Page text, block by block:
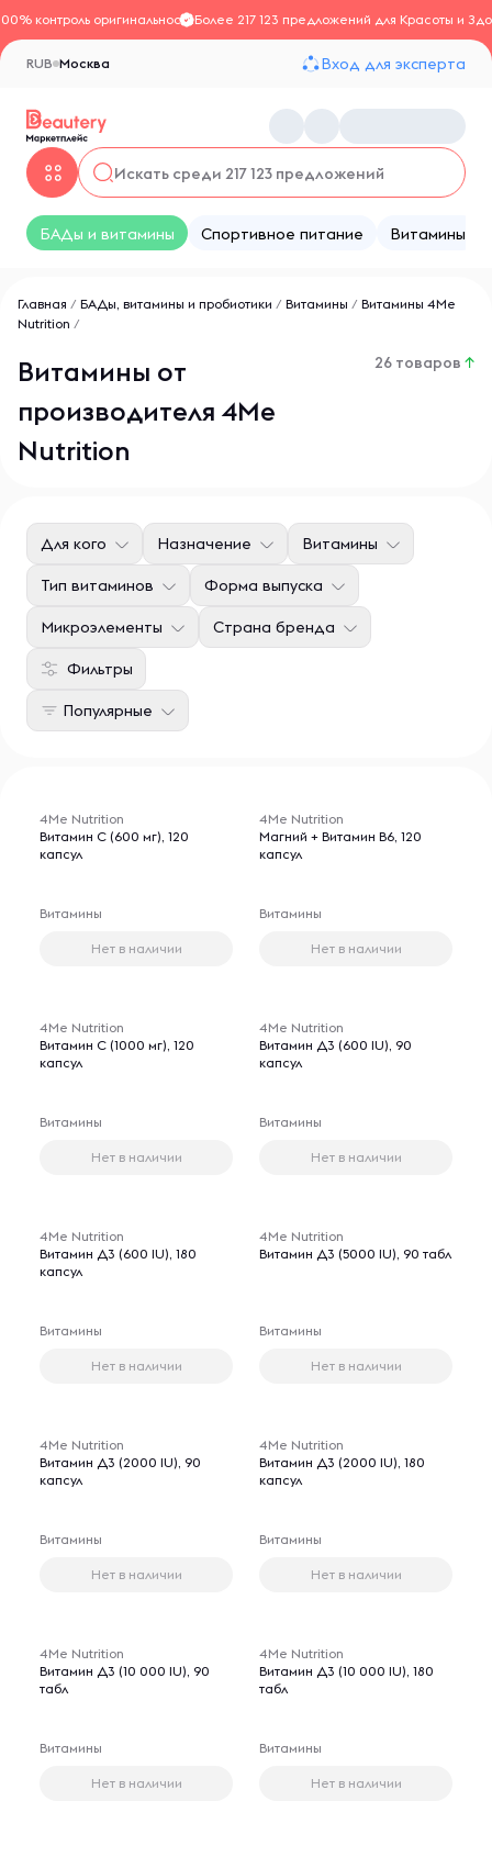
контроль оригинальностиБолее 217 123 предложений для Красоты и
Москва
RUB Вход для эксперта
БАДы и витамины Спортивное питание Витамины
Главная / БАДы, витамины и пробиотики / Витамины / Витамины 4Me
Nutrition /
Витамины от
производителя 4Me
Nutrition
26 товаров ↑
Фильтры
Для кого Назначение Витамины
Тип витаминов Форма выпуска
Микроэлементы Страна бренда
Популярные
4Me Nutrition
Витамин С (600 мг), 120
капсул
Витамины
Нет в наличии
4Me Nutrition
Магний + Витамин В6, 120
капсул
Витамины
Нет в наличии
4Me Nutrition
Витамин C (1000 мг), 120
капсул
Витамины
Нет в наличии
4Me Nutrition
Витамин Д3 (600 IU), 90
капсул
Витамины
Нет в наличии
4Me Nutrition
Витамин Д3 (600 IU), 180
капсул
Витамины
Нет в наличии
4Me Nutrition
Витамин Д3 (5000 IU), 90 табл
Витамины
Нет в наличии
4Me Nutrition
Витамин Д3 (2000 IU), 90
капсул
Витамины
Нет в наличии
4Me Nutrition
Витамин Д3 (2000 IU), 180
капсул
Витамины
Нет в наличии
4Me Nutrition
Витамин Д3 (10 000 IU), 90
табл
Витамины
Нет в наличии
4Me Nutrition
Витамин Д3 (10 000 IU), 180
табл
Витамины
Нет в наличии